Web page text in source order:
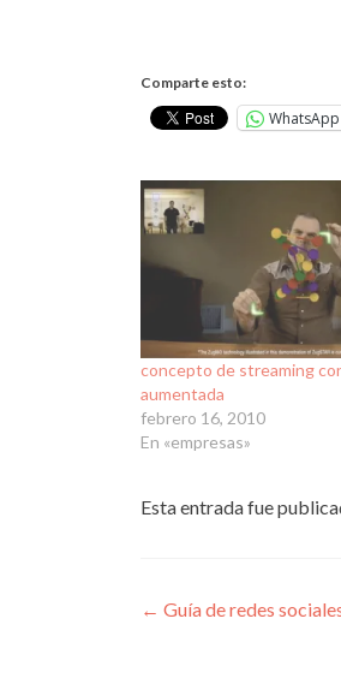
Comparte esto:
WhatsApp
concepto de streaming
aumentada
febrero 16, 2010
En «empresas»
Esta entrada fue
Navegación
← Guía de redes